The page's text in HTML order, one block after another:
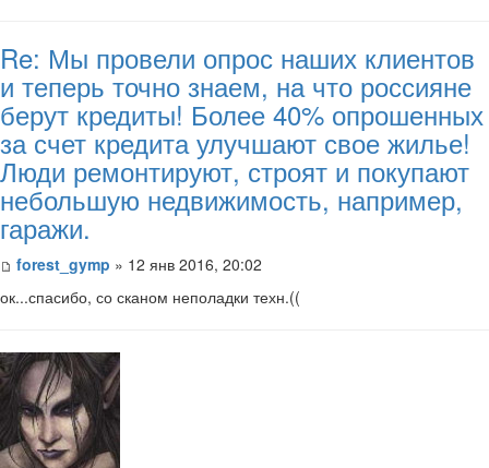
Re: Мы провели опрос наших клиентов
и теперь точно знаем, на что россияне
берут кредиты! Более 40% опрошенных
за счет кредита улучшают свое жилье!
Люди ремонтируют, строят и покупают
небольшую недвижимость, например,
гаражи.
forest_gymp » 12 янв 2016, 20:02
ок...спасибо, со сканом неполадки техн.((